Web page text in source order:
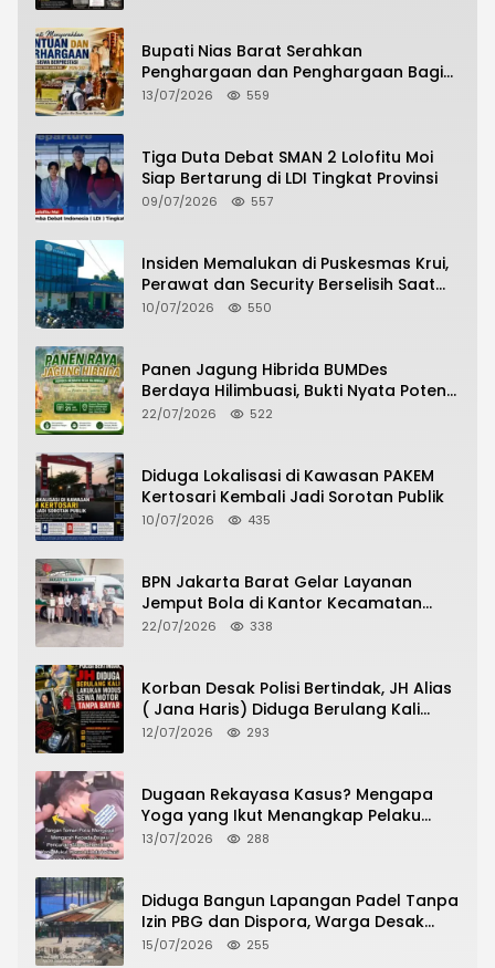
Bupati Nias Barat Serahkan
Penghargaan dan Penghargaan Bagi
Siswa Berprestasi Pada Pembukaan TA
13/07/2026 559
Tiga Duta Debat SMAN 2 Lolofitu Moi
Siap Bertarung di LDI Tingkat Provinsi
09/07/2026 557
Insiden Memalukan di Puskesmas Krui,
Perawat dan Security Berselisih Saat
Pelayanan Pasien Berlangsung
10/07/2026 550
Panen Jagung Hibrida BUMDes
Berdaya Hilimbuasi, Bukti Nyata Potensi
Pertanian Desa
22/07/2026 522
Diduga Lokalisasi di Kawasan PAKEM
Kertosari Kembali Jadi Sorotan Publik
10/07/2026 435
BPN Jakarta Barat Gelar Layanan
Jemput Bola di Kantor Kecamatan
Grogol Petamburan, Warga Antusias
22/07/2026 338
Korban Desak Polisi Bertindak, JH Alias
( Jana Haris) Diduga Berulang Kali
Lakukan Modus Sewa Motor Tanpa
12/07/2026 293
Dugaan Rekayasa Kasus? Mengapa
Yoga yang Ikut Menangkap Pelaku
Pencurian Toko Ponsel di Pancur Batu
13/07/2026 288
Diduga Bangun Lapangan Padel Tanpa
Izin PBG dan Dispora, Warga Desak
CKTRP dan Dispora Jakarta Barat
15/07/2026 255